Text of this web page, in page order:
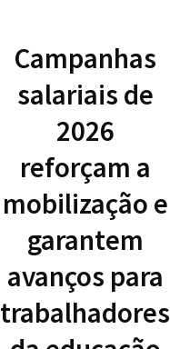
Campanhas
salariais de
2026
reforçam a
mobilização e
garantem
avanços para
trabalhadores